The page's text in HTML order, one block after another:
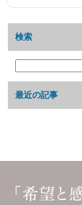
検索
最近の記事